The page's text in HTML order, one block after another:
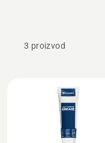
3 proizvod
proizvode